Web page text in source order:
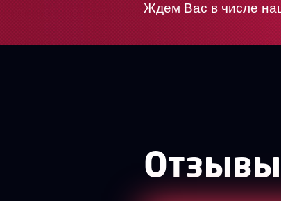
Ждем Вас в числе
Отзывы